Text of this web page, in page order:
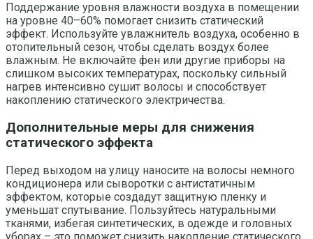
Поддержание уровня влажности воздуха в помещении
на уровне 40–60% помогает снизить статический
эффект. Используйте увлажнитель воздуха, особенно в
отопительный сезон, чтобы сделать воздух более
влажным. Не включайте фен или другие приборы на
слишком высоких температурах, поскольку сильный
нагрев интенсивно сушит волосы и способствует
накоплению статического электричества.
Дополнительные меры для снижения
статического эффекта
Перед выходом на улицу наносите на волосы немного
кондиционера или сыворотки с антистатичным
эффектом, которые создадут защитную пленку и
уменьшат спутывание. Пользуйтесь натуральными
тканями, избегая синтетических, в одежде и головных
уборах – это поможет снизить накопление статического